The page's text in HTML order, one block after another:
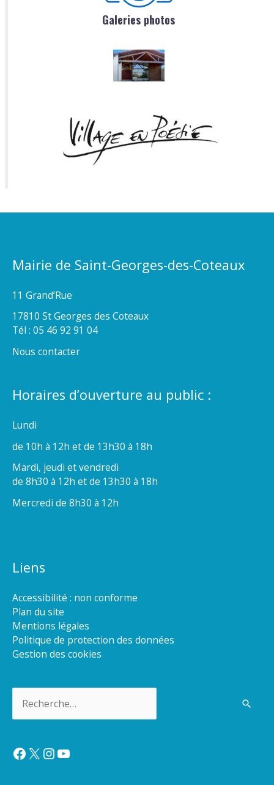
Galeries photos
Mairie de Saint-Georges-des-Coteaux
11 Grand’Rue
17810 St Georges des Coteaux
Tél : 05 46 92 91 04
Nous contacter
Horaires d’ouverture au public :
Lundi
de 10h à 12h et de 13h30 à 18h
Mardi, jeudi et vendredi
de 8h30 à 12h et de 13h30 à 18h
Mercredi de 8h30 à 12h
Liens
Accessibilité : non conforme
Plan du site
Mentions légales
Politique de protection des données
Gestion des cookies
Facebook
X Instagram
YouTube